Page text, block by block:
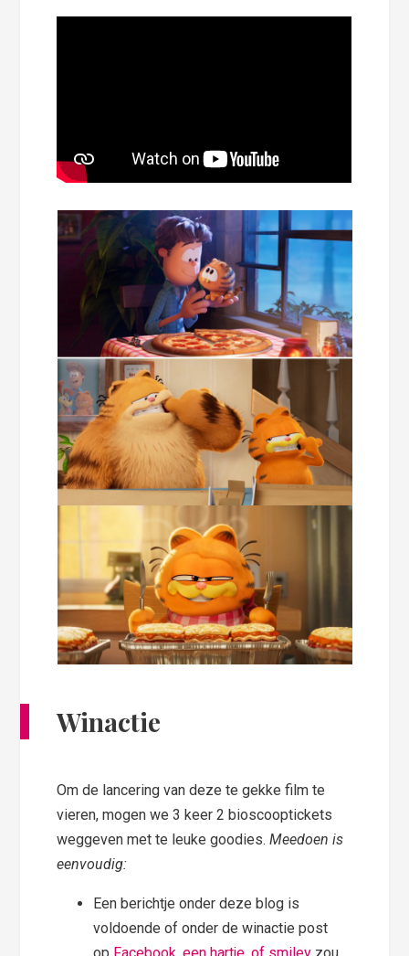
Winactie
Om de lancering van deze te gekke film te
vieren, mogen we 3 keer 2 bioscooptickets
weggeven met te leuke goodies.Meedoen is
eenvoudig:
Een berichtje onder deze blog is
voldoende of onder de winactie post